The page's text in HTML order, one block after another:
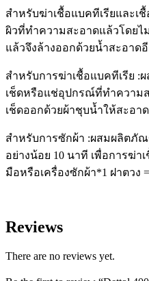
สำหรับฆ่าเชื้อแบคทีเรียและเ
ผิวที่ทำความสะอาดแล้วโดยไ
แล้วจึงล้างออกด้วยน้ำสะอาด
สำหรับการฆ่าเชื้อแบคทีเรีย :
เช็ดหรือแช่อุปกรณ์ที่ทำความ
เช็ดออกด้วยผ้าชุบน้ำให้สะอาด
สำหรับการซักผ้า :ผสมผลิตภัณ
อย่างน้อย 10 นาที เพื่อการฆ่
มือหรือเครื่องซักผ้า*1 ฝาตวง
Reviews
There are no reviews yet.